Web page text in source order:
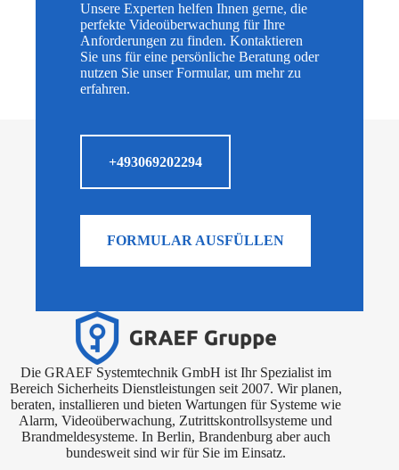
Unsere Experten helfen Ihnen gerne, die
perfekte Videoüberwachung für Ihre
Anforderungen zu finden. Kontaktieren
Sie uns für eine persönliche Beratung oder
nutzen Sie unser Formular, um mehr zu
erfahren.
+493069202294
FORMULAR AUSFÜLLEN
Die GRAEF Systemtechnik GmbH ist Ihr Spezialist im
Bereich Sicherheits Dienstleistungen seit 2007. Wir planen,
beraten, installieren und bieten Wartungen für Systeme wie
Alarm, Videoüberwachung, Zutrittskontrollsysteme und
Brandmeldesysteme. In Berlin, Brandenburg aber auch
bundesweit sind wir für Sie im Einsatz.